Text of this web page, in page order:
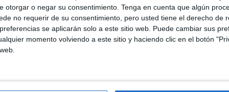
otorgar o negar su consentimiento. Tenga en cuenta que algún
no requerir de su consentimiento, pero usted tiene el derecho de
se aplicarán solo a este sitio web. Puede cambiar sus
momento volviendo a este sitio y haciendo clic en el botón
posesión. Cientos de ciudadanos están
año. Se descubre que un profesor está afiliado a 5
Se gastan un dineral en el parque de perros y nadie
está sembrado y se ha currado este día de los